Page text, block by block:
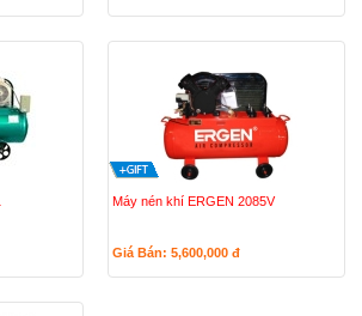
Máy nén khí ERGEN 2085V
Giá Bán: 5,600,000 đ